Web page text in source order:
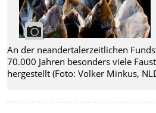
An der neandertalerzeitlichen
70.000 Jahren besonders viele
hergestellt (Foto: Volker Minkus,